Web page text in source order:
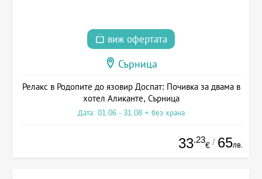
виж офертата
Сърница
Релакс в Родопите до язовир Доспат: Почивка за двама в
хотел Аликанте, Сърница
Дата: 01.06 - 31.08 + без храна
33.23
€ / 65лв.